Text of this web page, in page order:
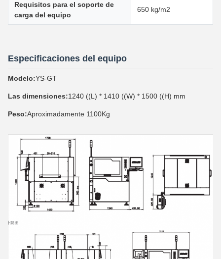
Requisitos para el soporte de
carga del equipo
650 kg/m2
Especificaciones del equipo
Modelo:YS-GT
Las dimensiones:1240 ((L) * 1410 ((W) * 1500 ((H) mm
Peso:Aproximadamente 1100Kg